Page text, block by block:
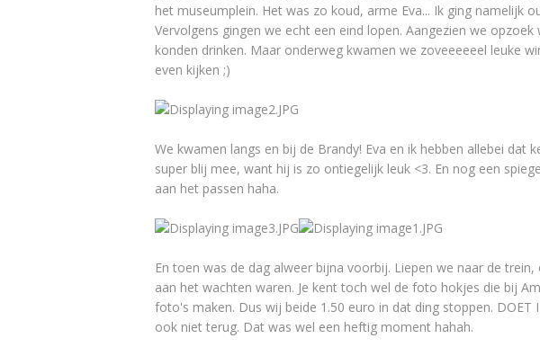
het museumplein. Het was zo koud, arme Eva... Ik ging namelijk
Vervolgens gingen we echt een eind lopen. Aangezien we
konden drinken. Maar onderweg kwamen we zoveeeeeel leuke
even kijken ;)
We kwamen langs en bij de Brandy! Eva en ik hebben allebei dat
super blij mee, want hij is zo ontiegelijk leuk <3. En nog een
aan het passen haha.
En toen was de dag alweer bijna voorbij. Liepen we naar de
aan het wachten waren. Je kent toch wel de foto hokjes die bij
foto's maken. Dus wij beide 1.50 euro in dat ding stoppen. DOET
ook niet terug. Dat was wel een heftig moment hahah.